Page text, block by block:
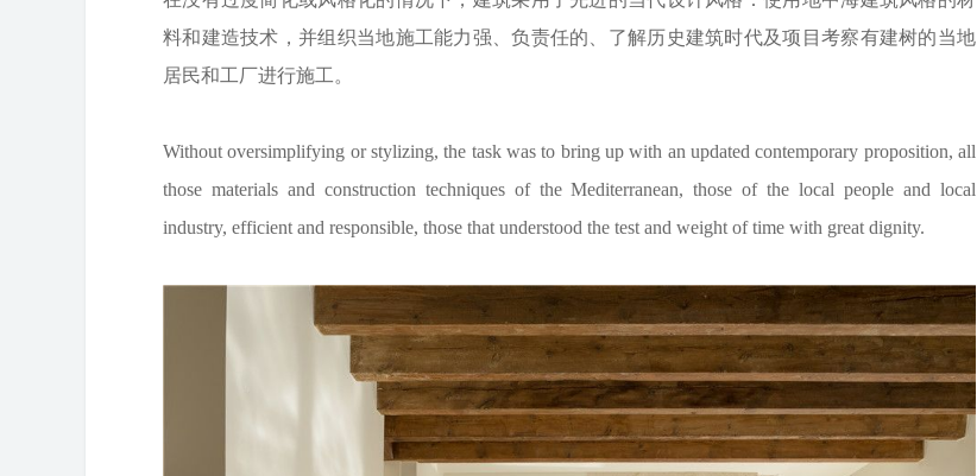
料和建造技术，并组织当地施工能力强、负责任的、了解历史建筑时代及项目考察有建树的当地
居民和工厂进行施工。
Without oversimplifying or stylizing, the task was to bring up with an updated contemporary proposition, all
those materials and construction techniques of the Mediterranean, those of the local people and local
industry, efficient and responsible, those that understood the test and weight of time with great dignity.